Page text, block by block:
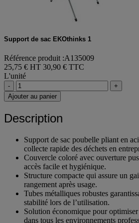
Support de sac EKOthinks 1
Référence produit :A135009
25,75 € HT 30,90 € TTC
L'unité
-
+
Ajouter au panier
Description
Support de sac poubelle pliant en
collecte rapide des déchets en
Couvercle coloré avec ouverture
accès facile et hygiénique.
Structure compacte qui assure un
rangement après usage.
Tubes métalliques robustes
stabilité lors de l’utilisation.
Solution économique pour
dans tous les environnements